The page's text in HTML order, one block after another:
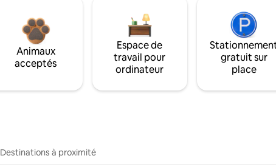
Animaux
acceptés
Espace de
travail pour
ordinateur
gratuit sur
place
Destinations à proximité